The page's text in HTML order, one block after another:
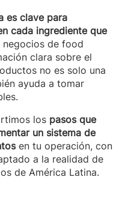
es clave para
cada ingrediente que
negocios de food
clara sobre el
no es solo una
ayuda a tomar
los pasos que
un sistema de
en tu operación, con
a la realidad de
de América Latina.